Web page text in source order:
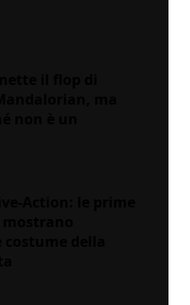
il flop di
ma
Action: le prime